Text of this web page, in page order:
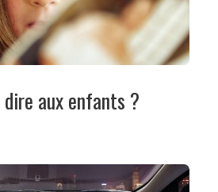
aux enfants ?